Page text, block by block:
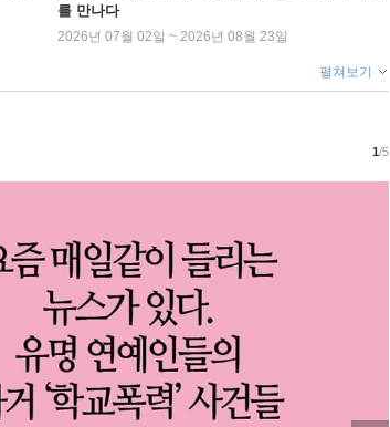
를 만나다
2026년 07월 02일 ~ 2026년 08월 23일
펼쳐보기
1/5